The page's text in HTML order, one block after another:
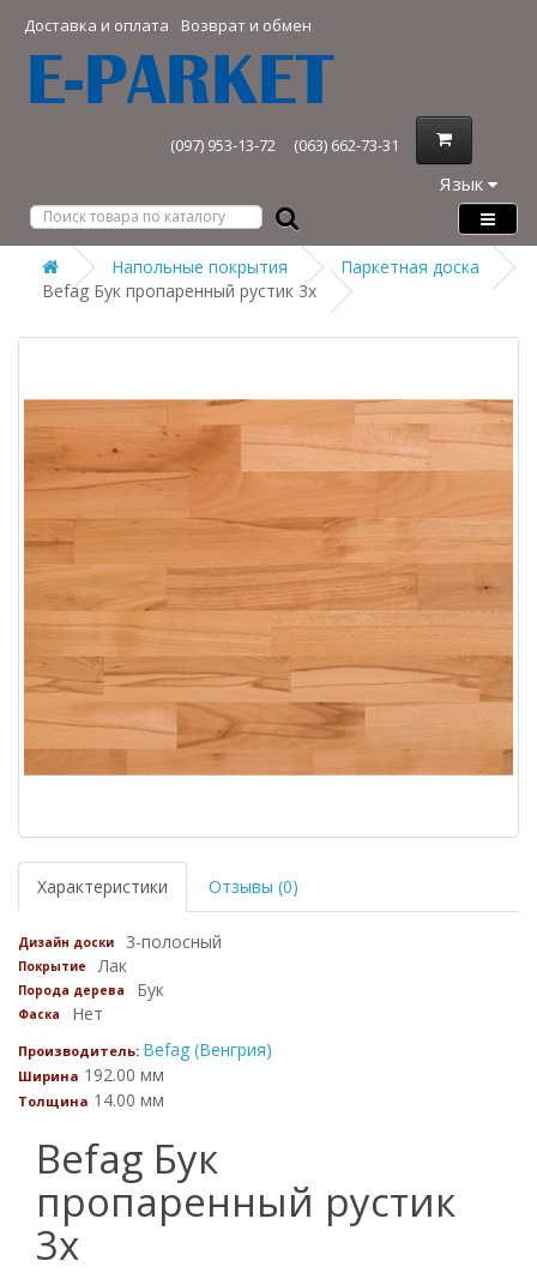
Доставка и оплата Возврат и обмен
(097) 953-13-72 (063) 662-73-31
Язык
Напольные покрытия
Паркетная доска
Befag Бук пропаренный рустик 3х
Характеристики Отзывы (0)
Дизайн доски 3-полосный
Покрытие Лак
Порода дерева Бук
Фаска Нет
Производитель: Befag (Венгрия)
Ширина 192.00 мм
Толщина 14.00 мм
Befag Бук
пропаренный рустик
3х